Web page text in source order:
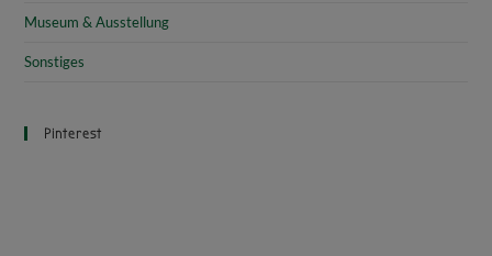
Museum & Ausstellung
Sonstiges
Pinterest